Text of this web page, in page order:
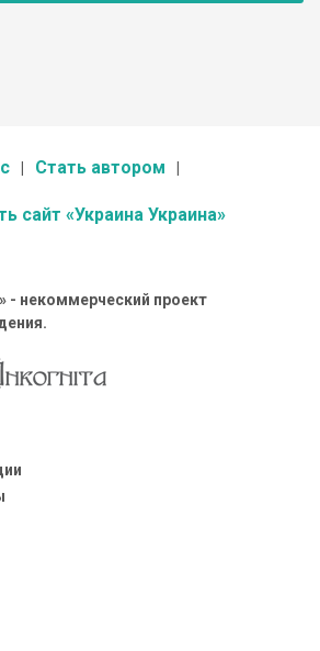
Стать автором
сайт «Украина Украина»
- некоммерческий проект